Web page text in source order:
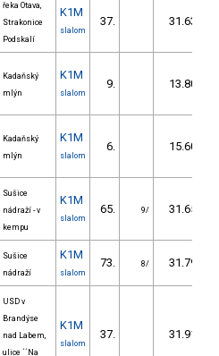
řeka Otava,
Strakonice
Podskalí
K1M
slalom
37. 31.63
Kadaňský
mlýn
K1M
slalom
9. 13.80
Kadaňský
mlýn
K1M
slalom
6. 15.60
Sušice
nádraží - v
kempu
K1M
slalom
65. 9/ 31.65
Sušice
nádraží
K1M
slalom
73. 8/ 31.79
USD v
Brandýse
nad Labem,
ulice ´´Na
K1M
slalom
37. 31.91